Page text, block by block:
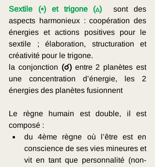
Sextile (⁎) et trigone (▵)
sont des
aspects harmonieux : coopération des
énergies et actions positives pour le
sextile ; élaboration, structuration et
créativité pour le trigone.
la conjonction (☌) entre 2 planètes est
une concentration d’énergie, les 2
énergies des planètes fusionnent
Le règne humain est double, il est
composé :
du 4ème règne où l’être est en
conscience de ses vies mineures et
vit en tant que personnalité (non-